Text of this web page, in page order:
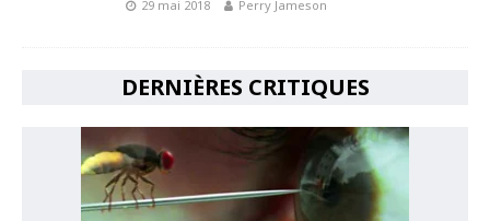
29 mai 2018 Perry Jameson
DERNIÈRES CRITIQUES